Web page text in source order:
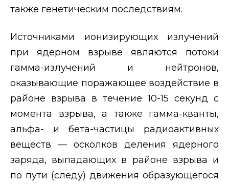
также генетическим последствиям.
Источниками ионизирующих излучений
при ядерном взрыве являются потоки
гамма-излучений и нейтронов,
оказывающие поражающее воздействие в
районе взрыва в течение 10-15 секунд с
момента взрыва, а также гамма-кванты,
альфа- и бета-частицы радиоактивных
веществ — осколков деления ядерного
заряда, выпадающих в районе взрыва и
по пути (следу) движения образующегося